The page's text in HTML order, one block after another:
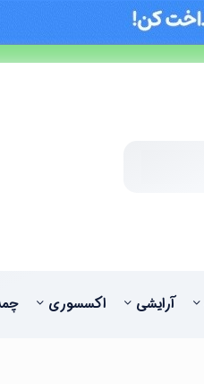
آرایشی اکسسوری